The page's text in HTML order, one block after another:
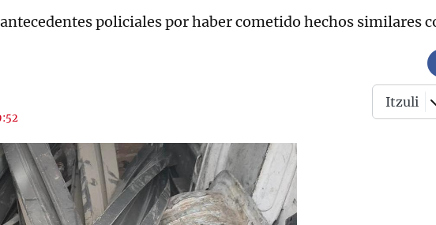
policiales por haber cometido hechos similares
Itzuli